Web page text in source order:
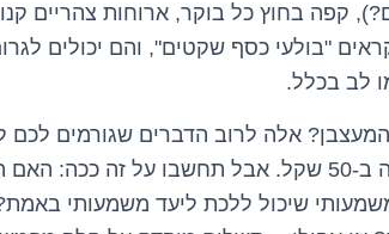
קפה בחוץ כל בוקר, ארוחות צהריים
"בולעי כסף שקטים", והם יכולים
לב בכלל.
אלה לרוב הדברים שגורמים לכם
החולצה ב-50 שקל. אבל תחשבו על זה
שיכול ללכת ליעד משמעותי